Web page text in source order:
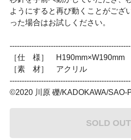
ようにすると再び動くことがござ
った場合はお試しください。
--------------------------------------------------
［仕 様］ H190mm×W190mm
［素 材］ アクリル
--------------------------------------------------
©2020 川原 礫/KADOKAWA/SAO-
SOLD OUT